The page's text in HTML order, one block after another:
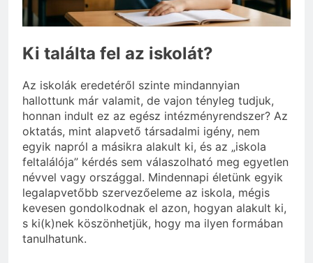
vérnyomás?
3 Nap Ezelőtt
Ki találta fel az iskolát?
Az iskolák eredetéről szinte mindannyian
hallottunk már valamit, de vajon tényleg tudjuk,
honnan indult ez az egész intézményrendszer? Az
oktatás, mint alapvető társadalmi igény, nem
egyik napról a másikra alakult ki, és az „iskola
feltalálója” kérdés sem válaszolható meg egyetlen
névvel vagy országgal. Mindennapi életünk egyik
legalapvetőbb szervezőeleme az iskola, mégis
kevesen gondolkodnak el azon, hogyan alakult ki,
s ki(k)nek köszönhetjük, hogy ma ilyen formában
tanulhatunk.